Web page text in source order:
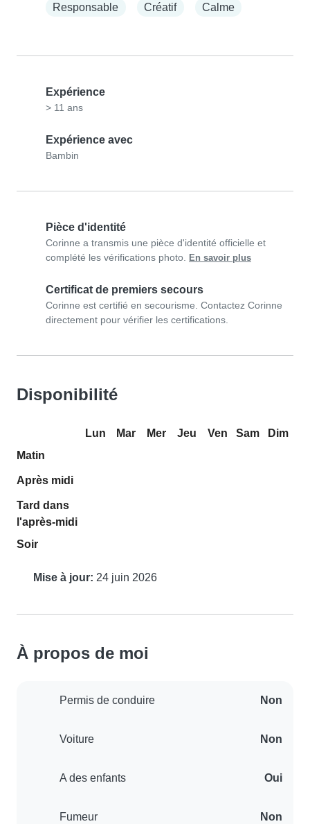
Responsable
Créatif Calme
Expérience
> 11 ans
Expérience avec
Bambin
Pièce d'identité
Corinne a transmis une pièce d'identité officielle et
complété les vérifications photo.
En savoir plus
Certificat de premiers secours
Corinne est certifié en secourisme. Contactez Corinne
directement pour vérifier les certifications.
Disponibilité
Lun Mar Mer Jeu Ven Sam
Dim
Matin
Après midi
Tard dans
l'après-midi
Soir
Mise à jour: 24 juin 2026
À propos de moi
Permis de conduire Non
Voiture Non
A des enfants Oui
Fumeur Non